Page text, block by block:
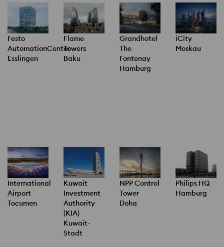
Festo
AutomationCenter
Esslingen
Flame
Towers
Baku
Grandhotel
The
Fontenay
Hamburg
iCity
Moskau
International
Airport
Tocumen
Kuwait
Investment
Authority
(KIA)
Kuwait-
Stadt
NPP Control
Tower
Doha
Philips HQ
Hamburg